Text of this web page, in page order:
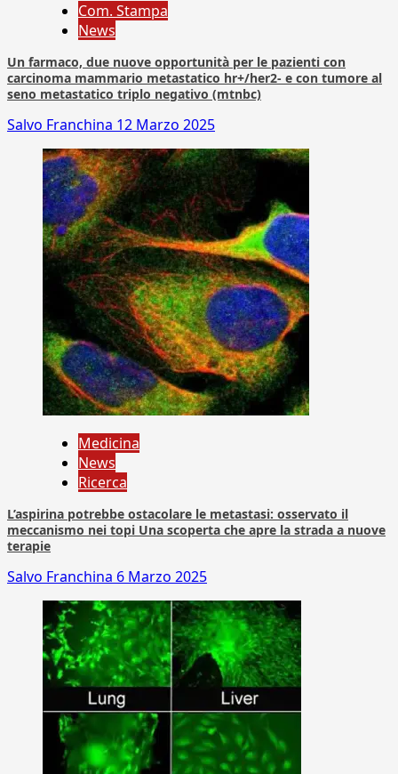
Com. Stampa
News
Un farmaco, due nuove opportunità per le pazienti con
carcinoma mammario metastatico hr+/her2- e con tumore al
seno metastatico triplo negativo (mtnbc)
Salvo Franchina 12 Marzo 2025
Medicina
News
Ricerca
L’aspirina potrebbe ostacolare le metastasi: osservato il
meccanismo nei topi Una scoperta che apre la strada a nuove
terapie
Salvo Franchina 6 Marzo 2025